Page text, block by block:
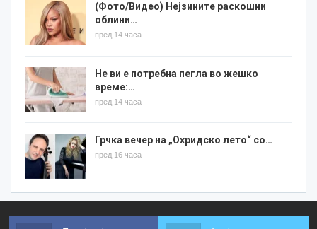
(Фото/Видео) Нејзините раскошни
облини…
пред 14 часа
Не ви е потребна пегла во жешко
време:…
пред 14 часа
Грчка вечер на „Охридско лето“ со…
пред 16 часа